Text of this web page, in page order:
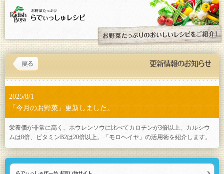
2025/8/1
「今月のお野菜」更新しました。
栄養価が非常に高く、ホウレンソウに比べてカロチンが3倍以上、カルシウ
ムは8倍、ビタミンB2は20倍以上。「 モロヘイヤ 」の活用術を紹介します。